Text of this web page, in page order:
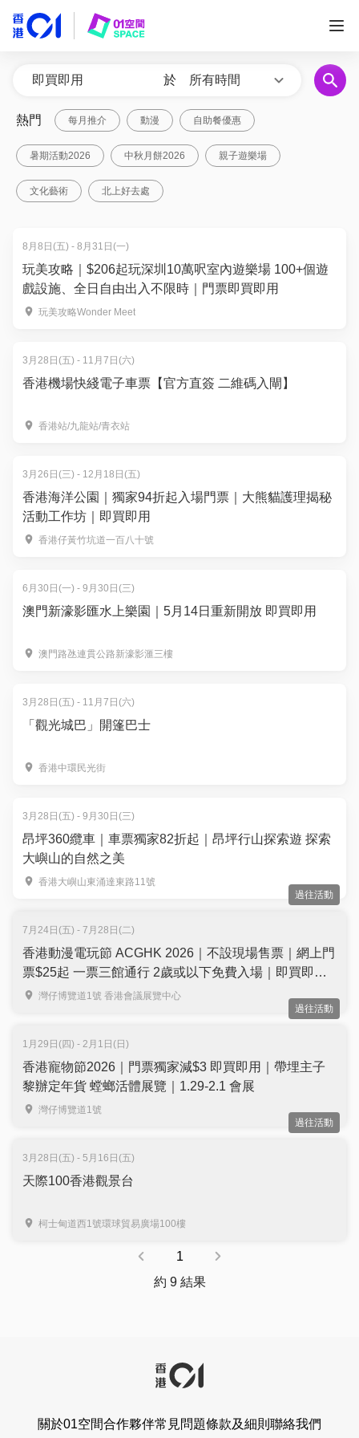
於 所有時間
熱門 每月推介 動漫 自助餐優惠
暑期活動2026 中秋月餅2026 親子遊樂場
文化藝術 北上好去處
8月8日(五) - 8月31日(一)
玩美攻略｜$206起玩深圳10萬呎室內遊樂場 100+個遊
戲設施、全日自由出入不限時｜門票即買即用
玩美攻略Wonder Meet
3月28日(五) - 11月7日(六)
香港機場快綫電子車票【官方直簽 二維碼入閘】
香港站/九龍站/青衣站
3月26日(三) - 12月18日(五)
香港海洋公園｜獨家94折起入場門票｜大熊貓護理揭秘
活動工作坊｜即買即用
香港仔黃竹坑道一百八十號
6月30日(一) - 9月30日(三)
澳門新濠影匯水上樂園｜5月14日重新開放 即買即用
澳門路氹連貫公路新濠影滙三樓
3月28日(五) - 11月7日(六)
「觀光城巴」開篷巴士
香港中環民光街
3月28日(五) - 9月30日(三)
昂坪360纜車｜車票獨家82折起｜昂坪行山探索遊 探索
大嶼山的自然之美
香港大嶼山東涌達東路11號
過往活動
7月24日(五) - 7月28日(二)
香港動漫電玩節 ACGHK 2026｜不設現場售票｜網上門
票$25起 一票三館通行 2歲或以下免費入場｜即買即用
｜7月24至28日 灣仔會展
灣仔博覽道1號 香港會議展覽中心
過往活動
1月29日(四) - 2月1日(日)
香港寵物節2026｜門票獨家減$3 即買即用｜帶埋主子
黎辦定年貨 螳螂活體展覽｜1.29-2.1 會展
灣仔博覽道1號
過往活動
3月28日(五) - 5月16日(五)
天際100香港觀景台
柯士甸道西1號環球貿易廣場100樓
1
約 9 結果
關於01空間合作夥伴常見問題條款及細則 聯絡我們